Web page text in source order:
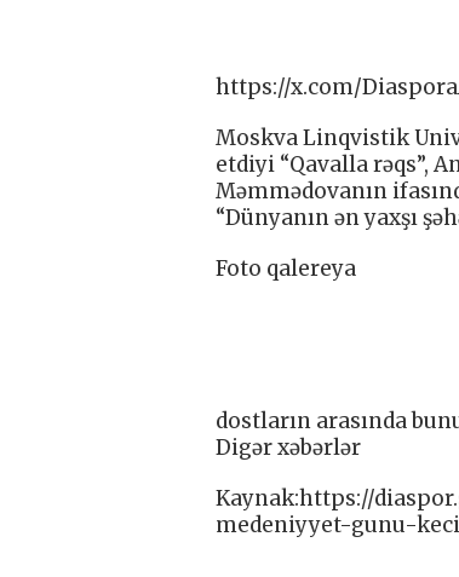
https://x.com/
Moskva Linqvistik
etdiyi “Qavalla rəqs”,
Məmmədovanın
“Dünyanın ən yaxşı
Foto qalereya
dostların arasında
Digər xəbərlər
Kaynak:https://
medeniyyet-gunu-